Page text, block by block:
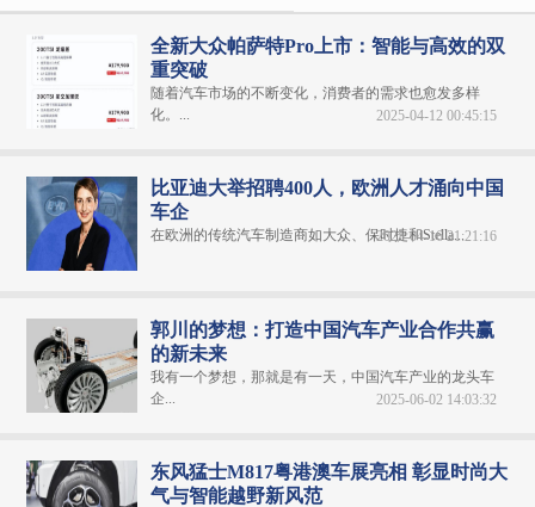
全新大众帕萨特Pro上市：智能与高效的双
重突破
随着汽车市场的不断变化，消费者的需求也愈发多样
化。...
2025-04-12 00:45:15
比亚迪大举招聘400人，欧洲人才涌向中国
车企
在欧洲的传统汽车制造商如大众、保时捷和Stella...
2025-04-16 21:21:16
郭川的梦想：打造中国汽车产业合作共赢
的新未来
我有一个梦想，那就是有一天，中国汽车产业的龙头车
企...
2025-06-02 14:03:32
东风猛士M817粤港澳车展亮相 彰显时尚大
气与智能越野新风范